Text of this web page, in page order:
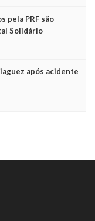
pela PRF são
Solidário
após acidente